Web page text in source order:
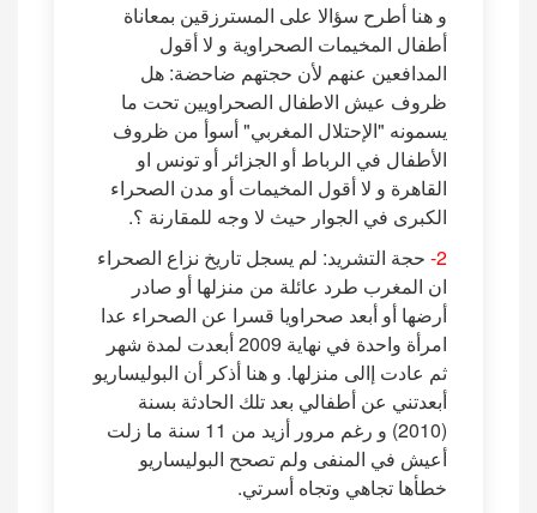
و هنا أطرح سؤالا على المسترزقين بمعاناة
أطفال المخيمات الصحراوية و لا أقول
المدافعين عنهم لأن حجتهم ضاحضة: هل
ظروف عيش الاطفال الصحراويين تحت ما
يسمونه "الإحتلال المغربي" أسوأ من ظروف
الأطفال في الرباط أو الجزائر أو تونس او
القاهرة و لا أقول المخيمات أو مدن الصحراء
الكبرى في الجوار حيث لا وجه للمقارنة ؟.
2- حجة التشريد: لم يسجل تاريخ نزاع الصحراء
ان المغرب طرد عائلة من منزلها أو صادر
أرضها أو أبعد صحراويا قسرا عن الصحراء عدا
امرأة واحدة في نهاية 2009 أبعدت لمدة شهر
ثم عادت إالى منزلها. و هنا أذكر أن البوليساريو
أبعدتني عن أطفالي بعد تلك الحادثة بسنة
(2010) و رغم مرور أزيد من 11 سنة ما زلت
أعيش في المنفى ولم تصحح البوليساريو
خطأها تجاهي وتجاه أسرتي.